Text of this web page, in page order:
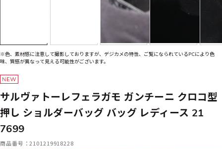
※色、素材感に注意して撮影しておりますが、デジカメの特性、ご覧になられているPCにより色
味、質感が異なって見える可能性がございます。
サルヴァトーレフェラガモ ガンチーニ クロコ型
押し ショルダーバッグ バッグ レディース 21
7699
商品番号：2101219918228